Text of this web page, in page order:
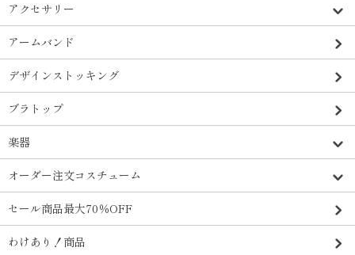
アクセサリー
アームバンド
デザインストッキング
ブラトップ
楽器
オーダー注文コスチューム
セール商品最大70％OFF
わけあり！商品